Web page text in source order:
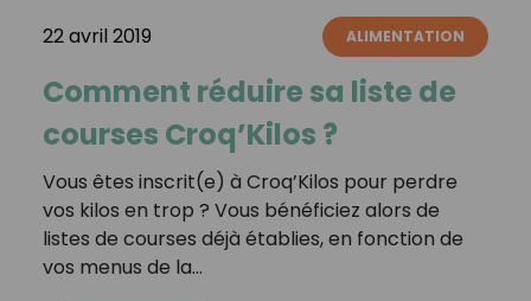
22 avril 2019 ALIMENTATION
Comment réduire sa liste de
courses Croq’Kilos ?
Vous êtes inscrit(e) à Croq’Kilos pour perdre
vos kilos en trop ? Vous bénéficiez alors de
listes de courses déjà établies, en fonction de
vos menus de la…